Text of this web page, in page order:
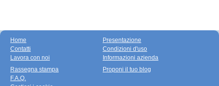
Home
Contatti
Lavora con noi
Presentazione
Condizioni d'uso
Informazioni azienda
Rassegna stampa
F.A.Q.
Proponi il tuo blog